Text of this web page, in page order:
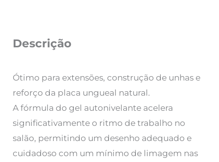
Descrição
Ótimo para extensões, construção de unhas e
reforço da placa ungueal natural.
A fórmula do gel autonivelante acelera
significativamente o ritmo de trabalho no
salão, permitindo um desenho adequado e
cuidadoso com um mínimo de limagem nas